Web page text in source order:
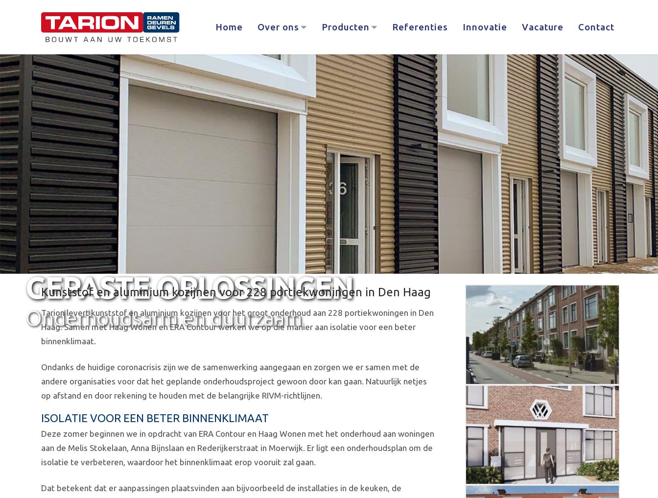
Home Over ons Producten Referenties Innovatie Vacature Contact
GEPASTE OPLOSSINGEN
Onderhoudsarm en duurzaam
Kunststof en aluminium kozijnen voor 228 portiekwoningen in Den Haag
Tarion levert kunststof en aluminium kozijnen voor het groot onderhoud aan 228 portiekwoningen in Den
Haag. Samen met Haag Wonen en ERA Contour werken we op die manier aan isolatie voor een beter
binnenklimaat.
Ondanks de huidige coronacrisis zijn we de samenwerking aangegaan en zorgen we er samen met de
andere organisaties voor dat het geplande onderhoudsproject gewoon door kan gaan. Natuurlijk netjes
op afstand en door rekening te houden met de belangrijke RIVM-richtlijnen.
ISOLATIE VOOR EEN BETER BINNENKLIMAAT
Deze zomer beginnen we in opdracht van ERA Contour en Haag Wonen met het onderhoud aan woningen
aan de Melis Stokelaan, Anna Bijnslaan en Rederijkerstraat in Moerwijk. Er ligt een onderhoudsplan om de
isolatie te verbeteren, waardoor het binnenklimaat erop vooruit zal gaan.
Dat betekent dat er aanpassingen plaatsvinden aan bijvoorbeeld de installaties in de keuken, de